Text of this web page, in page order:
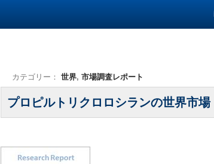
カテゴリー：世界,市場調査レポート
プロピルトリクロロシランの世界市場